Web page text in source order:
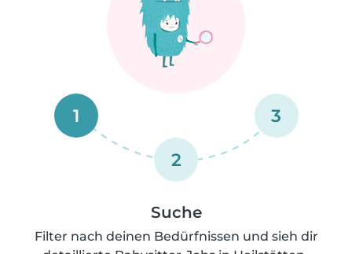
1
2
3
Suche
Filter nach deinen Bedürfnissen und sieh dir